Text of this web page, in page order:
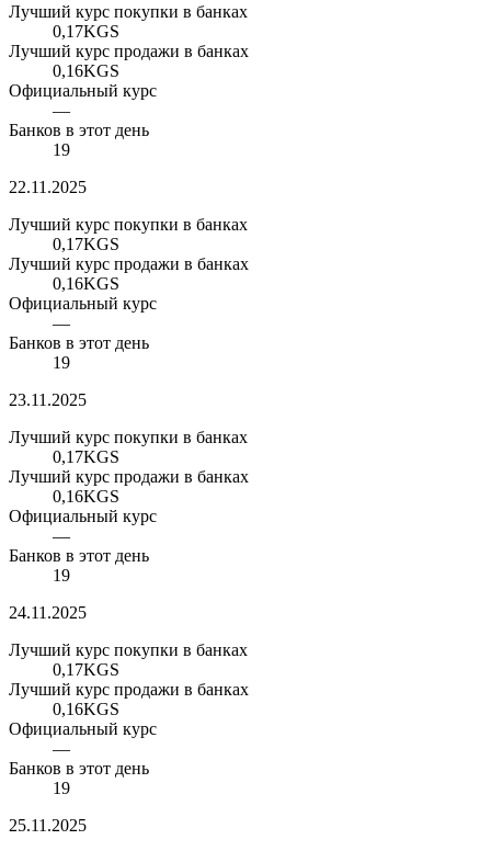
Лучший курс покупки в банках
0,17KGS
Лучший курс продажи в банках
0,16KGS
Официальный курс
—
Банков в этот день
19
22.11.2025
Лучший курс покупки в банках
0,17KGS
Лучший курс продажи в банках
0,16KGS
Официальный курс
—
Банков в этот день
19
23.11.2025
Лучший курс покупки в банках
0,17KGS
Лучший курс продажи в банках
0,16KGS
Официальный курс
—
Банков в этот день
19
24.11.2025
Лучший курс покупки в банках
0,17KGS
Лучший курс продажи в банках
0,16KGS
Официальный курс
—
Банков в этот день
19
25.11.2025